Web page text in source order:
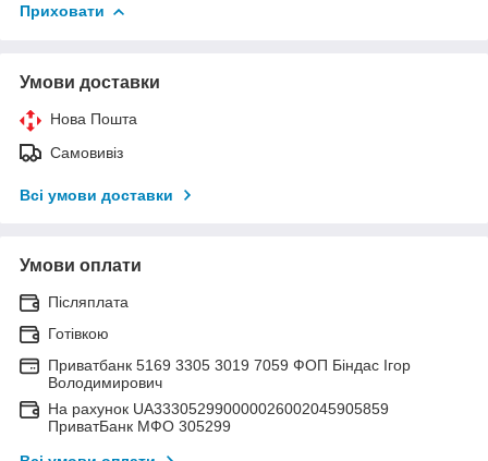
Приховати
Умови доставки
Нова Пошта
Самовивіз
Всі умови доставки
Умови оплати
Післяплата
Готівкою
Приватбанк 5169 3305 3019 7059 ФОП Біндас Ігор
Володимирович
На рахунок UA333052990000026002045905859
ПриватБанк МФО 305299